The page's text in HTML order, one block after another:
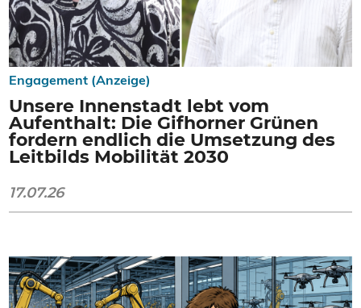
Engagement (Anzeige)
Unsere Innenstadt lebt vom
Aufenthalt: Die Gifhorner Grünen
fordern endlich die Umsetzung des
Leitbilds Mobilität 2030
17.07.26